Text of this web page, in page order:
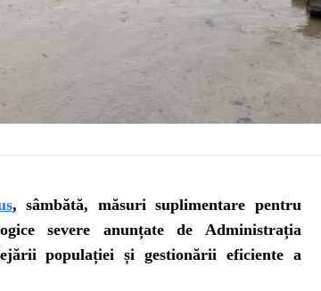
, sâmbătă, măsuri suplimentare pentru
severe anunțate de Administrația
populației și gestionării eficiente a